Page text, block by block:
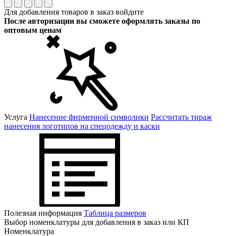
Для добавления товаров в заказ войдите
После авторизации вы сможете оформлять заказы по
оптовым ценам
Услуга Нанесение фирменной символики Рассчитать тираж
нанесения логотипов на спецодежду и каски
Полезная информация Таблица размеров
Выбор номенклатуры для добавления в заказ или КП
Номенклатура